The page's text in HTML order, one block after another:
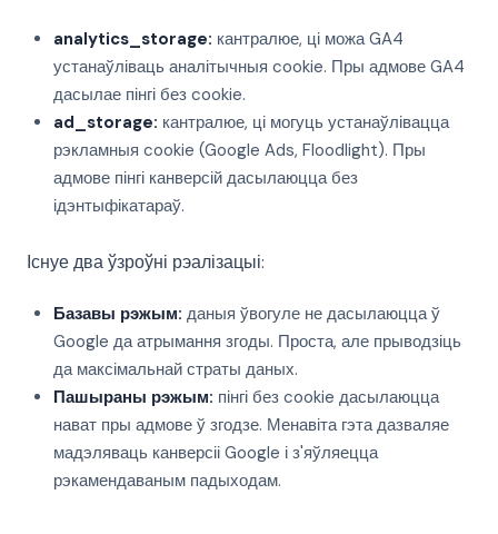
analytics_storage: кантралюе, ці можа GA4
устанаўліваць аналітычныя cookie. Пры адмове GA4
дасылае пінгі без cookie.
ad_storage: кантралюе, ці могуць устанаўлівацца
рэкламныя cookie (Google Ads, Floodlight). Пры
адмове пінгі канверсій дасылаюцца без
ідэнтыфікатараў.
Існуе два ўзроўні рэалізацыі:
Базавы рэжым: даныя ўвогуле не дасылаюцца ў
Google да атрымання згоды. Проста, але прыводзіць
да максімальнай страты даных.
Пашыраны рэжым: пінгі без cookie дасылаюцца
нават пры адмове ў згодзе. Менавіта гэта дазваляе
мадэляваць канверсіі Google і з'яўляецца
рэкамендаваным падыходам.